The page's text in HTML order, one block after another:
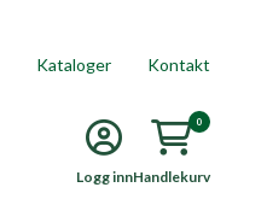
Kataloger Kontakt
Logg innHandlekurv
0